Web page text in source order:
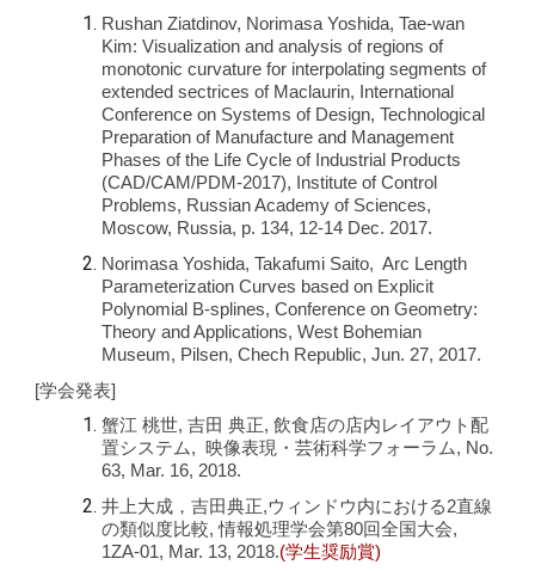
Rushan Ziatdinov, Norimasa Yoshida, Tae-wan
Kim: Visualization and analysis of regions of
monotonic curvature for interpolating segments of
extended sectrices of Maclaurin, International
Conference on Systems of Design, Technological
Preparation of Manufacture and Management
Phases of the Life Cycle of Industrial Products
(CAD/CAM/PDM-2017), Institute of Control
Problems, Russian Academy of Sciences,
Moscow, Russia, p. 134, 12-14 Dec. 2017.
Norimasa Yoshida, Takafumi Saito, Arc Length
Parameterization Curves based on Explicit
Polynomial B-splines, Conference on Geometry:
Theory and Applications, West Bohemian
Museum, Pilsen, Chech Republic, Jun. 27, 2017.
[学会発表]
蟹江 桃世, 吉田 典正, 飲食店の店内レイアウト配
置システム, 映像表現・芸術科学フォーラム, No.
63, Mar. 16, 2018.
井上大成，吉田典正,ウィンドウ内における2直線
の類似度比較, 情報処理学会第80回全国大会,
1ZA-01, Mar. 13, 2018.(学生奨励賞)